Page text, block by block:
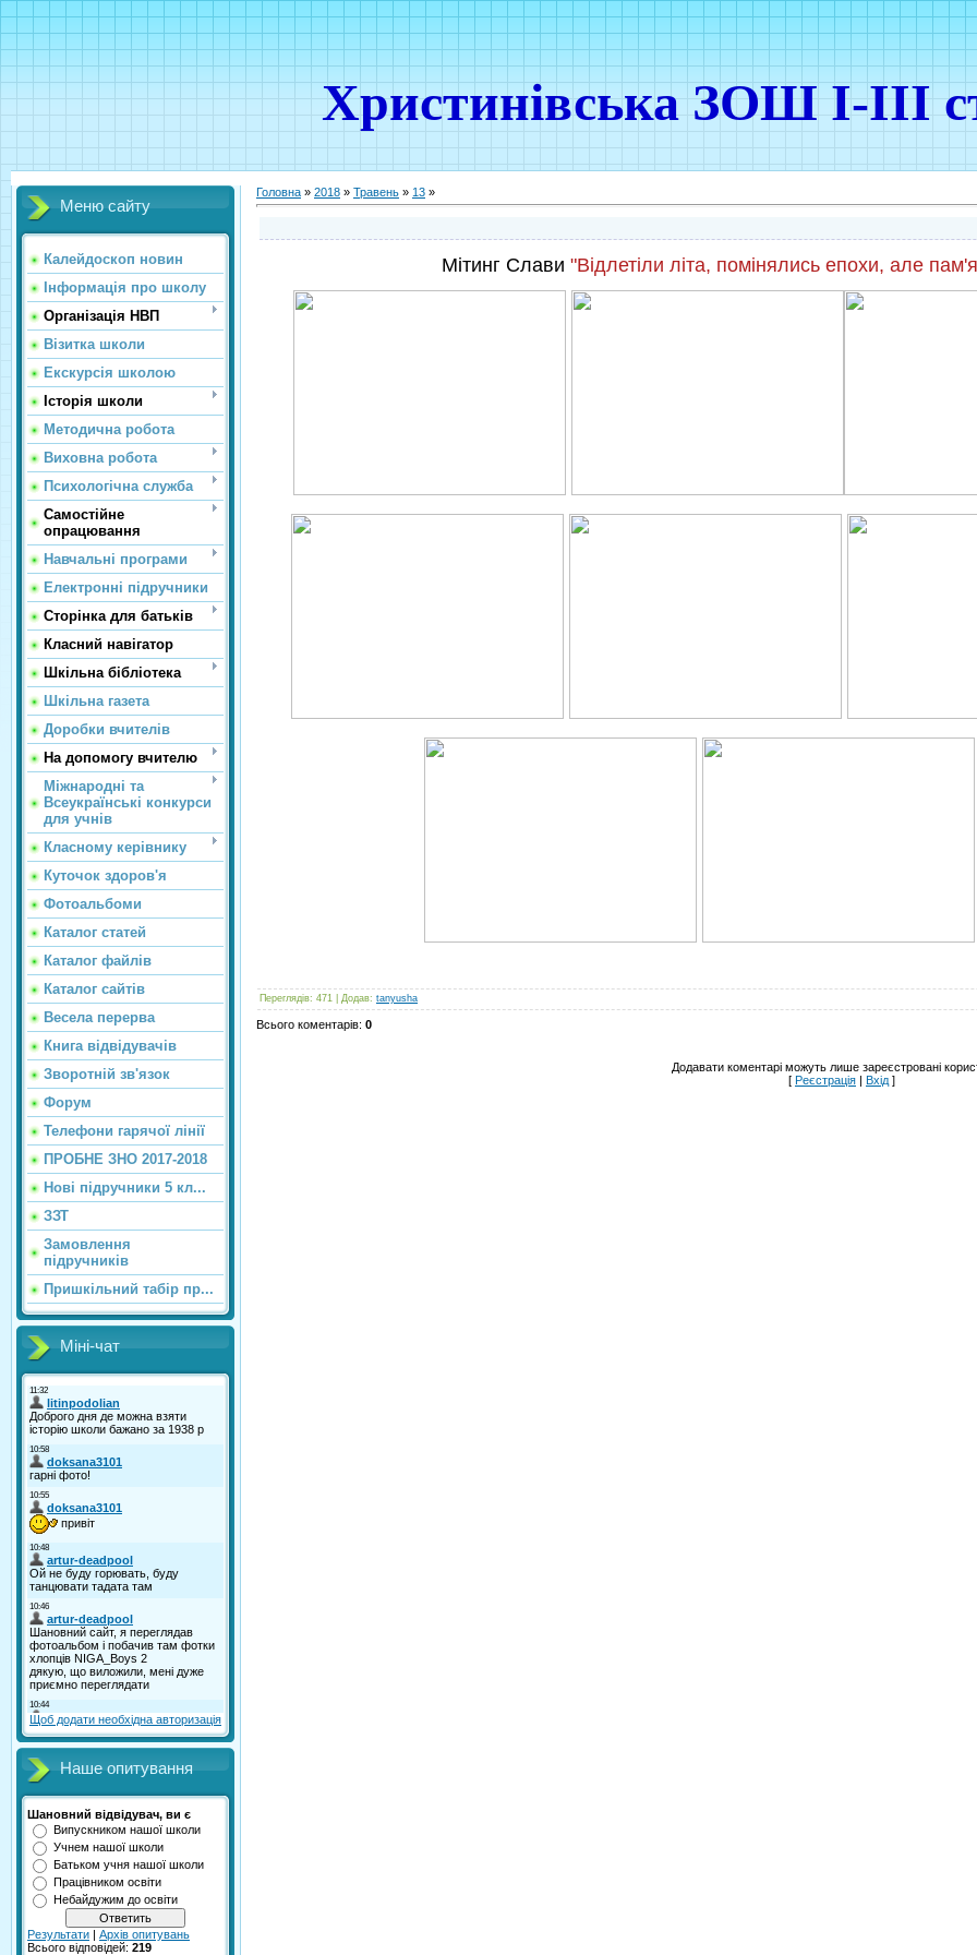
Христинівська ЗОШ І-ІІІ
Меню сайту
Калейдоскоп новин
Інформація про школу
Організація НВП
Візитка школи
Екскурсія школою
Історія школи
Методична робота
Виховна робота
Психологічна служба
Самостійне
опрацювання
Навчальні програми
Електронні підручники
Сторінка для батьків
Класний навігатор
Шкільна бібліотека
Шкільна газета
Доробки вчителів
На допомогу вчителю
Міжнародні та
Всеукраїнські конкурси
для учнів
Класному керівнику
Куточок здоров'я
Фотоальбоми
Каталог статей
Каталог файлів
Каталог сайтiв
Весела перерва
Книга відвідувачів
Зворотній зв'язок
Форум
Телефони гарячої лінії
ПРОБНЕ ЗНО 2017-2018
Нові підручники 5 кл...
ЗЗТ
Замовлення
підручників
Пришкільний табір пр...
Міні-чат
Щоб додати необхідна авторизація
Наше опитування
Шановний відвідувач, ви є
Випускником нашої школи
Учнем нашої школи
Батьком учня нашої школи
Працівником освіти
Небайдужим до освіти
Результати | Архів опитувань
Всього відповідей: 219
Головна » 2018 » Травень » 13 »
Мітинг Слави "Відлетіли літа, помінялись епохи, але
Переглядів: 471 | Додав: tanyusha
Всього коментарів: 0
Додавати коментарі можуть лише зареєстровані
[ Реєстрація | Вхід ]